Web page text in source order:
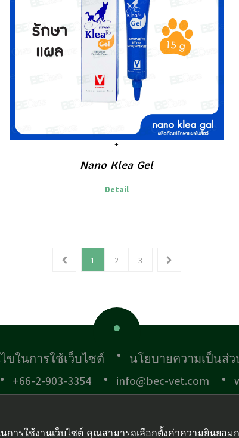
Nano Klea Gel
Detail
1 2 3
ขในการใช้เว็บไซต์
นโยบายความเป็นส่
+66-2-903-3354 info@bec-vet.com
ารใช้งานเว็บไซต์ คุณสามารถเลือกตั้งค่าความยินยอม